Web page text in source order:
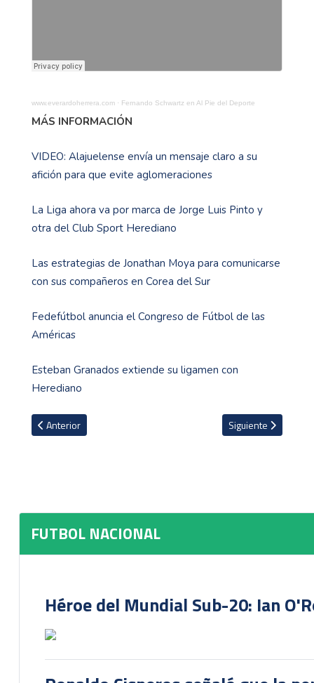
www.everardoherrera.com · Fernando Schwartz en Al Pie del Deporte
MÁS INFORMACIÓN
VIDEO: Alajuelense envía un mensaje claro a su
afición para que evite aglomeraciones
La Liga ahora va por marca de Jorge Luis Pinto y
otra del Club Sport Herediano
Las estrategias de Jonathan Moya para comunicarse
con sus compañeros en Corea del Sur
Fedefútbol anuncia el Congreso de Fútbol de las
Américas
Esteban Granados extiende su ligamen con
Herediano
Artículo anterior: Listas semifinales de la Liga Promerica
Anterior Artículo siguiente:
Siguiente
FUTBOL NACIONAL
Héroe del Mundial Sub-20: Ian